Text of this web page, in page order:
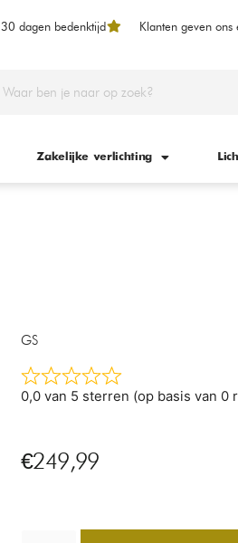
30 dagen bedenktijd Klanten geven
Zakelijke verlichting
GS
0,0 van 5 sterren (op basis van 0
€249,99